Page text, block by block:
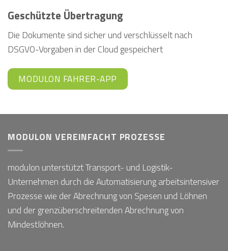
Geschützte Übertragung
Die Dokumente sind sicher und verschlüsselt nach
DSGVO-Vorgaben in der Cloud gespeichert
MODULON FAHRER-APP
MODULON VEREINFACHT PROZESSE
modulon unterstützt Transport- und Logistik-
Unternehmen durch die Automatisierung arbeitsintensiver
Prozesse wie der Abrechnung von Spesen und Löhnen
und der grenzüberschreitenden Abrechnung von
Mindestlöhnen.